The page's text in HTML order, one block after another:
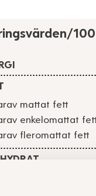
mattat fett
enkelomattat
fleromattat fett